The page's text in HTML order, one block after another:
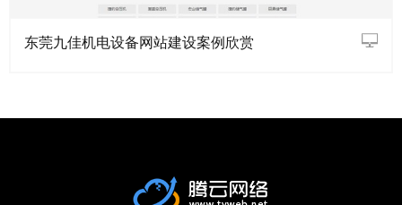
东莞九佳机电设备网站建设案例欣赏